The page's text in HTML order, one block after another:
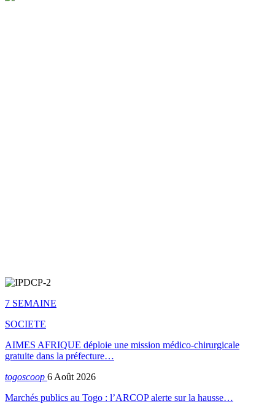
7 SEMAINE
SOCIETE
AIMES AFRIQUE déploie une mission médico-chirurgicale
gratuite dans la préfecture…
togoscoop 6 Août 2026
Marchés publics au Togo : l’ARCOP alerte sur la hausse…